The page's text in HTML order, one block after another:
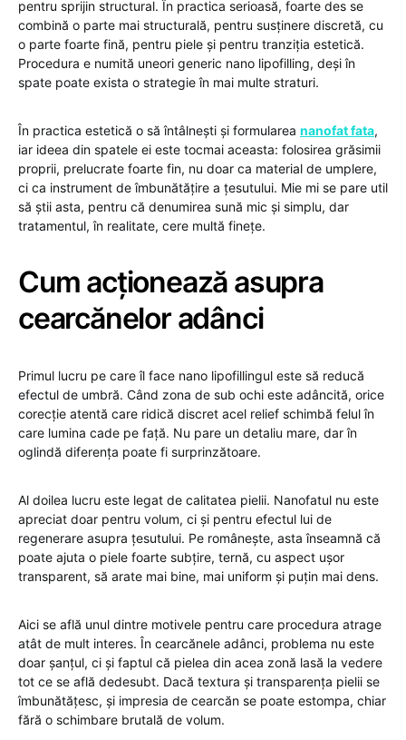
pentru sprijin structural. În practica serioasă, foarte des se
combină o parte mai structurală, pentru susținere discretă, cu
o parte foarte fină, pentru piele și pentru tranziția estetică.
Procedura e numită uneori generic nano lipofilling, deși în
spate poate exista o strategie în mai multe straturi.
În practica estetică o să întâlnești și formularea nanofat fata,
iar ideea din spatele ei este tocmai aceasta: folosirea grăsimii
proprii, prelucrate foarte fin, nu doar ca material de umplere,
ci ca instrument de îmbunătățire a țesutului. Mie mi se pare util
să știi asta, pentru că denumirea sună mic și simplu, dar
tratamentul, în realitate, cere multă finețe.
Cum acționează asupra
cearcănelor adânci
Primul lucru pe care îl face nano lipofillingul este să reducă
efectul de umbră. Când zona de sub ochi este adâncită, orice
corecție atentă care ridică discret acel relief schimbă felul în
care lumina cade pe față. Nu pare un detaliu mare, dar în
oglindă diferența poate fi surprinzătoare.
Al doilea lucru este legat de calitatea pielii. Nanofatul nu este
apreciat doar pentru volum, ci și pentru efectul lui de
regenerare asupra țesutului. Pe românește, asta înseamnă că
poate ajuta o piele foarte subțire, ternă, cu aspect ușor
transparent, să arate mai bine, mai uniform și puțin mai dens.
Aici se află unul dintre motivele pentru care procedura atrage
atât de mult interes. În cearcănele adânci, problema nu este
doar șanțul, ci și faptul că pielea din acea zonă lasă la vedere
tot ce se află dedesubt. Dacă textura și transparența pielii se
îmbunătățesc, și impresia de cearcăn se poate estompa, chiar
fără o schimbare brutală de volum.